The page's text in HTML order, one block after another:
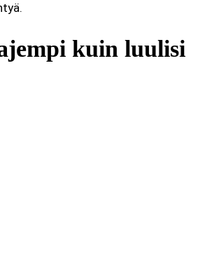
kuin luulisi